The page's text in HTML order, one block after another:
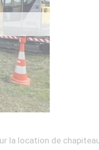
la location de